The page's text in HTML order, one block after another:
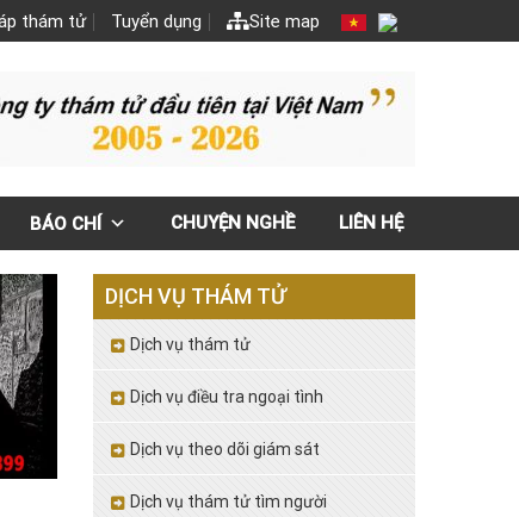
thám tử Tuyển dụng Site map
BÁO CHÍ CHUYỆN NGHỀ LIÊN HỆ
DỊCH VỤ THÁM TỬ
Dịch vụ thám tử
Dịch vụ điều tra ngoại tình
Dịch vụ theo dõi giám sát
Dịch vụ thám tử tìm người